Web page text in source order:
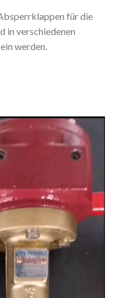
für die
in verschiedenen
werden.